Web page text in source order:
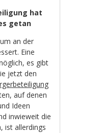
hat
getan
an der
Eine
es gibt
jetzt den
auf denen
Ideen
inwieweit die
ist allerdings